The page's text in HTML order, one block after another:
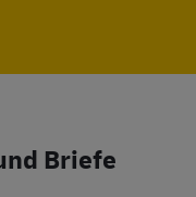
Briefe